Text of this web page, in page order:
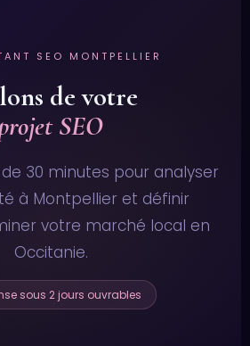
SEO MONTPELLIER
de votre
SEO
30 minutes pour analyser
à Montpellier et définir
votre marché local en
Occitanie.
sous 2 jours ouvrables